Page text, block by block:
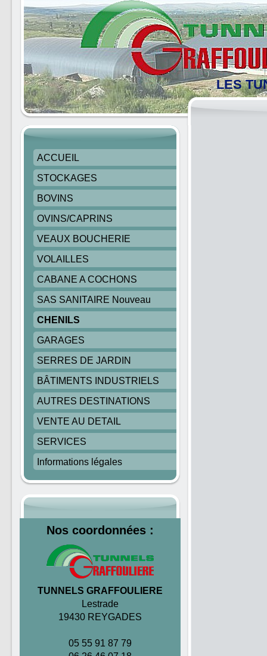
LES
ACCUEIL
STOCKAGES
BOVINS
OVINS/CAPRINS
VEAUX BOUCHERIE
VOLAILLES
CABANE A COCHONS
SAS SANITAIRE Nouveau
CHENILS
GARAGES
SERRES DE JARDIN
BÂTIMENTS INDUSTRIELS
AUTRES DESTINATIONS
VENTE AU DETAIL
SERVICES
Informations légales
Nos coordonnées :
TUNNELS GRAFFOULIERE
Lestrade
19430 REYGADES
05 55 91 87 79